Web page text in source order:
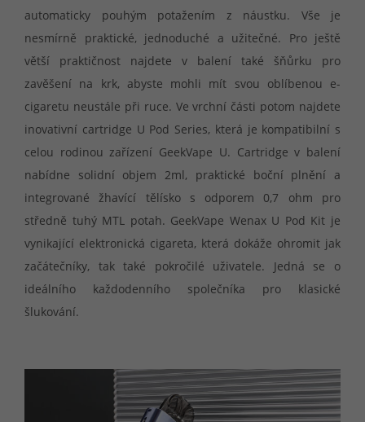
automaticky pouhým potažením z náustku. Vše je
nesmírně praktické, jednoduché a užitečné. Pro ještě
větší praktičnost najdete v balení také šňůrku pro
zavěšení na krk, abyste mohli mít svou oblíbenou e-
cigaretu neustále při ruce. Ve vrchní části potom najdete
inovativní cartridge U Pod Series, která je kompatibilní s
celou rodinou zařízení GeekVape U. Cartridge v balení
nabídne solidní objem 2ml, praktické boční plnění a
integrované žhavící tělísko s odporem 0,7 ohm pro
středně tuhý MTL potah. GeekVape Wenax U Pod Kit je
vynikající elektronická cigareta, která dokáže ohromit jak
začátečníky, tak také pokročilé uživatele. Jedná se o
ideálního každodenního společníka pro klasické
šlukování.